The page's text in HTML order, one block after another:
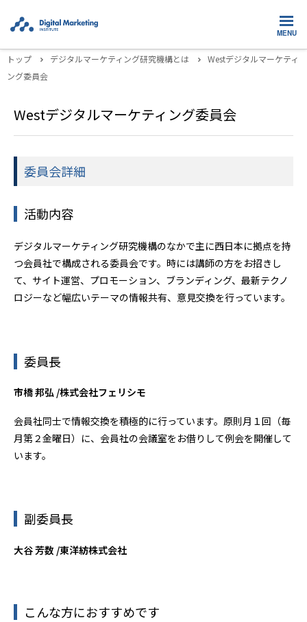
MENU
トップ デジタルマーケティング研究機構とは
Westデジタルマーケティ
ング委員会
Westデジタルマーケティング委員会
委員会詳細
活動内容
デジタルマーケティング研究機構のなかで主に西日本に拠点を持
つ会員社で構成される委員会です。時には講師の方をお招きし
て、サイト運営、プロモーション、ブランディング、最新テクノ
ロジーなど幅広いテーマの情報共有、意見交換を行っています。
委員長
市橋 邦弘 /株式会社フェリシモ
会員社同士で情報交換を積極的に行っています。原則月１回（毎
月第２金曜日）に、会員社の会議室をお借りして例会を開催して
います。
副委員長
大谷 芳数 /東洋紡株式会社
こんな方におすすめです